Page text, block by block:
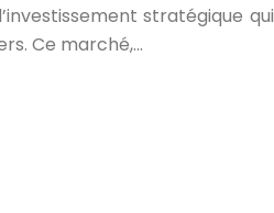
stratégique qui
Ce marché,…